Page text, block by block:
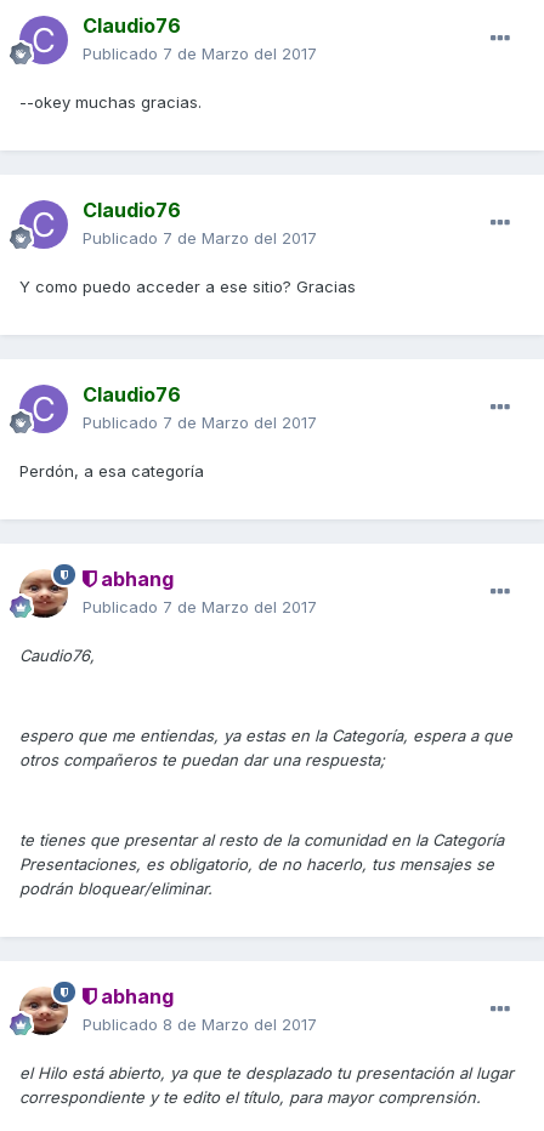
Claudio76
Publicado 7 de Marzo del 2017
--okey muchas gracias.
Claudio76
Publicado 7 de Marzo del 2017
Y como puedo acceder a ese sitio? Gracias
Claudio76
Publicado 7 de Marzo del 2017
Perdón, a esa categoría
abhang
Publicado 7 de Marzo del 2017
Caudio76,
espero que me entiendas, ya estas en la Categoría, espera a que
otros compañeros te puedan dar una respuesta;
te tienes que presentar al resto de la comunidad en la Categoría
Presentaciones, es obligatorio, de no hacerlo, tus mensajes se
podrán bloquear/eliminar.
abhang
Publicado 8 de Marzo del 2017
el Hilo está abierto, ya que te desplazado tu presentación al lugar
correspondiente y te edito el título, para mayor comprensión.